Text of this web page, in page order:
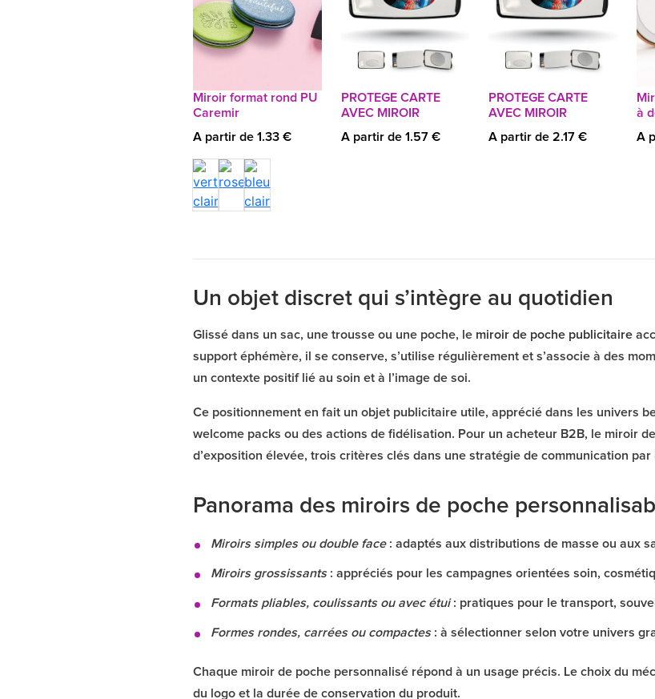
Miroir format rond PU
Caremir
A partir de 1.33 €
PROTEGE CARTE
AVEC MIROIR
A partir de 1.57 €
PROTEGE CARTE
AVEC MIROIR
A partir de 2.17 €
à
A
Un objet discret qui s’intègre au quotidien
Glissé dans un sac, une trousse ou une poche, le miroir de poche publicitaire
support éphémère, il se conserve, s’utilise régulièrement et s’associe à des
un contexte positif lié au soin et à l’image de soi.
Ce positionnement en fait un objet publicitaire utile, apprécié dans les univers
welcome packs ou des actions de fidélisation. Pour un acheteur B2B, le miroir
d’exposition élevée, trois critères clés dans une stratégie de communication par
Panorama des miroirs de poche
Miroirs simples ou double face: adaptés aux distributions de masse ou aux
Miroirs grossissants: appréciés pour les campagnes orientées soin,
Formats pliables, coulissants ou avec étui: pratiques pour le transport,
Formes rondes, carrées ou compactes: à sélectionner selon votre univers
Chaque miroir de poche personnalisé répond à un usage précis. Le choix du
du logo et la durée de conservation du produit.